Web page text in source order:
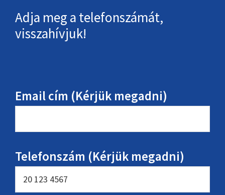
Adja meg a telefonszámát,
visszahívjuk!
Email cím (Kérjük megadni)
Telefonszám (Kérjük megadni)